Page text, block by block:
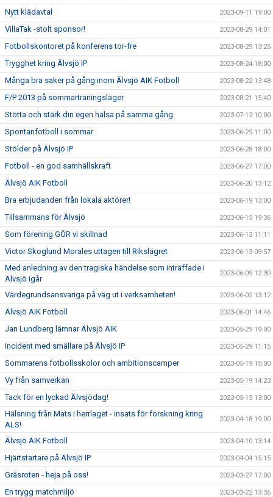
Nytt klädavtal 2023-09-11 19:00
VillaTak -stolt sponsor! 2023-08-29 14:01
Fotbollskontoret på konferens tor-fre 2023-08-29 13:25
Trygghet kring Älvsjö IP 2023-08-24 18:00
Många bra saker på gång inom Älvsjö AIK Fotboll 2023-08-22 13:48
F/P 2013 på sommarträningsläger 2023-08-21 15:40
Stötta och stärk din egen hälsa på samma gång 2023-07-12 10:00
Spontanfotboll i sommar 2023-06-29 11:00
Stölder på Älvsjö IP 2023-06-28 18:00
Fotboll - en god samhällskraft 2023-06-27 17:00
Älvsjö AIK Fotboll 2023-06-20 13:12
Bra erbjudanden från lokala aktörer! 2023-06-19 13:00
Tillsammans för Älvsjö 2023-06-15 19:36
Som förening GÖR vi skillnad 2023-06-13 11:11
Victor Skoglund Morales uttagen till Rikslägret 2023-06-13 09:57
Med anledning av den tragiska händelse som inträffade i
Älvsjö igår
2023-06-09 12:30
Värdegrundsansvariga på väg ut i verksamheten! 2023-06-02 13:12
Älvsjö AIK Fotboll 2023-06-01 14:46
Jan Lundberg lämnar Älvsjö AIK 2023-05-29 19:00
Incident med smällare på Älvsjö IP 2023-05-29 11:15
Sommarens fotbollsskolor och ambitionscamper 2023-05-19 15:00
Vy från samverkan 2023-05-19 14:23
Tack för en lyckad Älvsjödag! 2023-05-15 13:00
Hälsning från Mats i herrlaget - insats för forskning kring
ALS!
2023-04-18 19:00
Älvsjö AIK Fotboll 2023-04-10 13:14
Hjärtstartare på Älvsjö IP 2023-04-04 15:15
Gräsroten - heja på oss! 2023-03-27 17:00
En trygg matchmiljö 2023-03-22 13:36